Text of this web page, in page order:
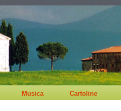
Musica Cartoline